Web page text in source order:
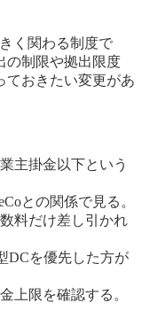
く関わる制度で
の制限や拠出限度
ておきたい変更があ
主掛金以下という
との関係で見る。
料だけ差し引かれ
DCを優先した方が
上限を確認する。